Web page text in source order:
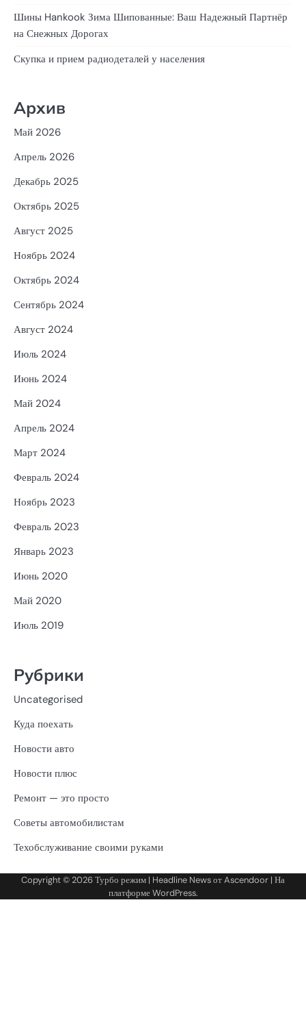
Шины Hankook Зима Шипованные: Ваш Надежный Партнёр
на Снежных Дорогах
Скупка и прием радиодеталей у населения
Архив
Май 2026
Апрель 2026
Декабрь 2025
Октябрь 2025
Август 2025
Ноябрь 2024
Октябрь 2024
Сентябрь 2024
Август 2024
Июль 2024
Июнь 2024
Май 2024
Апрель 2024
Март 2024
Февраль 2024
Ноябрь 2023
Февраль 2023
Январь 2023
Июнь 2020
Май 2020
Июль 2019
Рубрики
Uncategorised
Куда поехать
Новости авто
Новости плюс
Ремонт — это просто
Советы автомобилистам
Техобслуживание своими руками
Copyright © 2026Турбо режим | Headline News отAscendoor | На
платформеWordPress.